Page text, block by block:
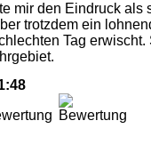
mir den Eindruck als
trotzdem ein
Tag erwischt.